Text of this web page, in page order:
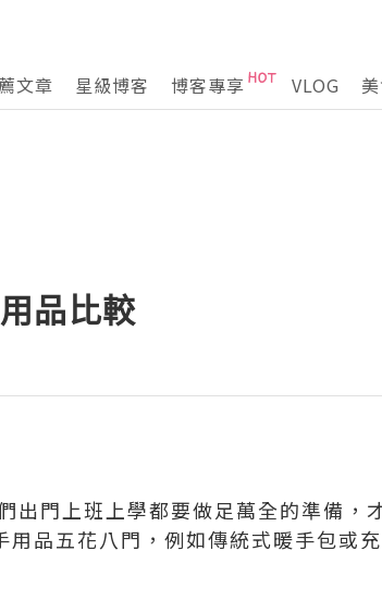
文章 星級博客 博客專享 VLOG
品比較
出門上班上學都要做足萬全的準備，
品五花八門，例如傳統式暖手包或